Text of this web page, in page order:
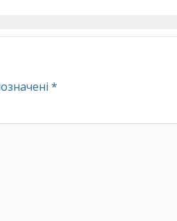
*